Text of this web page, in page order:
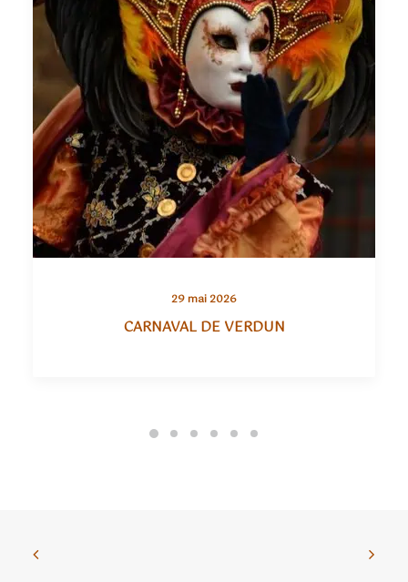
29 mai 2026
CARNAVAL DE VERDUN